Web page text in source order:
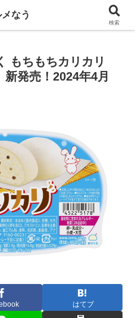
菓子新発売のグルメニュース。
もちもちカリカリ
発売！2024年4月
はてブ
検索